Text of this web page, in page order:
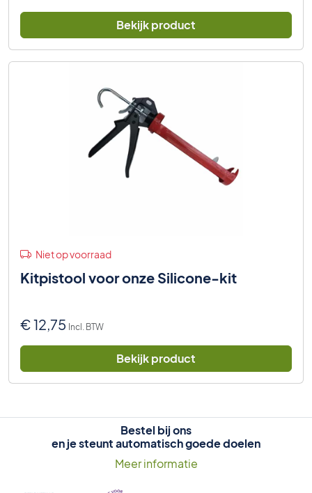
Bekijk product
Niet op voorraad
Kitpistool voor onze Silicone-kit
€12,75 Incl. BTW
Bekijk product
Bestel bij ons
en je steunt automatisch goede doelen
Meer informatie